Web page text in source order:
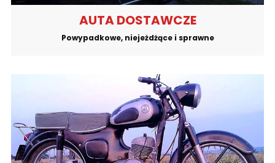
AUTA DOSTAWCZE
Powypadkowe, niejeżdżące i sprawne